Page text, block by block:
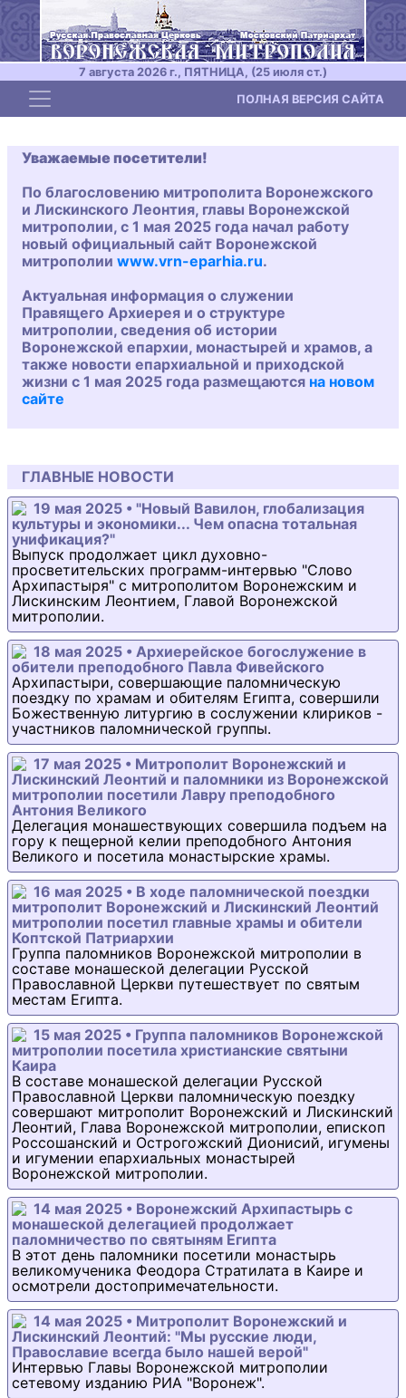
7 августа 2026 г., ПЯТНИЦА, (25 июля ст.)
Toggle navigation ПОЛНАЯ ВЕРСИЯ САЙТА
Уважаемые посетители!
По благословению митрополита Воронежского
и Лискинского Леонтия, главы Воронежской
митрополии, с 1 мая 2025 года начал работу
новый официальный сайт Воронежской
митрополии www.vrn-eparhia.ru.
Актуальная информация о служении
Правящего Архиерея и о структуре
митрополии, сведения об истории
Воронежской епархии, монастырей и храмов, а
также новости епархиальной и приходской
жизни с 1 мая 2025 года размещаются на новом
сайте
ГЛАВНЫЕ НОВОСТИ
19 мая 2025 • "Новый Вавилон, глобализация
культуры и экономики... Чем опасна тотальная
унификация?"
Выпуск продолжает цикл духовно-
просветительских программ-интервью "Слово
Архипастыря" с митрополитом Воронежским и
Лискинским Леонтием, Главой Воронежской
митрополии.
18 мая 2025 • Архиерейское богослужение в
обители преподобного Павла Фивейского
Архипастыри, совершающие паломническую
поездку по храмам и обителям Египта, совершили
Божественную литургию в сослужении клириков -
участников паломнической группы.
17 мая 2025 • Митрополит Воронежский и
Лискинский Леонтий и паломники из Воронежской
митрополии посетили Лавру преподобного
Антония Великого
Делегация монашествующих совершила подъем на
гору к пещерной келии преподобного Антония
Великого и посетила монастырские храмы.
16 мая 2025 • В ходе паломнической поездки
митрополит Воронежский и Лискинский Леонтий
митрополии посетил главные храмы и обители
Коптской Патриархии
Группа паломников Воронежской митрополии в
составе монашеской делегации Русской
Православной Церкви путешествует по святым
местам Египта.
15 мая 2025 • Группа паломников Воронежской
митрополии посетила христианские святыни
Каира
В составе монашеской делегации Русской
Православной Церкви паломническую поездку
совершают митрополит Воронежский и Лискинский
Леонтий, Глава Воронежской митрополии, епископ
Россошанский и Острогожский Дионисий, игумены
и игумении епархиальных монастырей
Воронежской митрополии.
14 мая 2025 • Воронежский Архипастырь с
монашеской делегацией продолжает
паломничество по святыням Египта
В этот день паломники посетили монастырь
великомученика Феодора Стратилата в Каире и
осмотрели достопримечательности.
14 мая 2025 • Митрополит Воронежский и
Лискинский Леонтий: "Мы русские люди,
Православие всегда было нашей верой"
Интервью Главы Воронежской митрополии
сетевому изданию РИА "Воронеж".